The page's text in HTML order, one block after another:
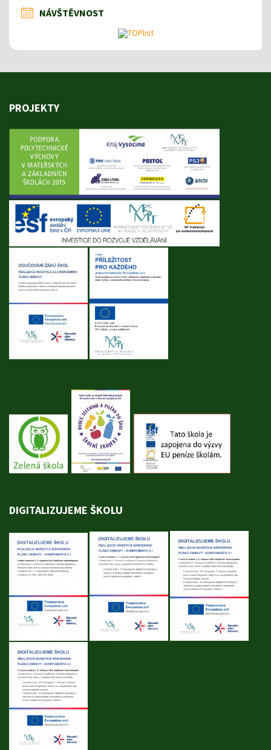
NÁVŠTĚVNOST
PROJEKTY
DIGITALIZUJEME ŠKOLU